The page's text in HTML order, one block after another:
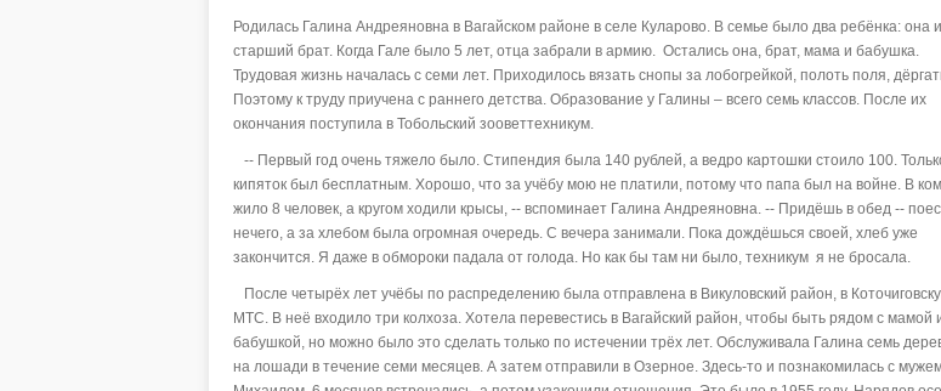
Родилась Галина Андреяновна в Вагайском районе в селе Куларово. В семье было два ребёнка: она и
старший брат. Когда Гале было 5 лет, отца забрали в армию. Остались она, брат, мама и бабушка.
Трудовая жизнь началась с семи лет. Приходилось вязать снопы за лобогрейкой, полоть поля,
Поэтому к труду приучена с раннего детства. Образование у Галины – всего семь классов. После их
окончания поступила в Тобольский зооветтехникум.
-- Первый год очень тяжело было. Стипендия была 140 рублей, а ведро картошки стоило 100.
кипяток был бесплатным. Хорошо, что за учёбу мою не платили, потому что папа был на войне. В
жило 8 человек, а кругом ходили крысы, -- вспоминает Галина Андреяновна. -- Придёшь в обед --
нечего, а за хлебом была огромная очередь. С вечера занимали. Пока дождёшься своей, хлеб уже
закончится. Я даже в обмороки падала от голода. Но как бы там ни было, техникум я не бросала.
После четырёх лет учёбы по распределению была отправлена в Викуловский район, в
МТС. В неё входило три колхоза. Хотела перевестись в Вагайский район, чтобы быть рядом с мамой
бабушкой, но можно было это сделать только по истечении трёх лет. Обслуживала Галина семь
на лошади в течение семи месяцев. А затем отправили в Озерное. Здесь-то и познакомилась с